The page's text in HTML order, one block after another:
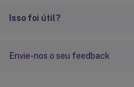
Isso foi útil?
Envie-nos o seu feedback